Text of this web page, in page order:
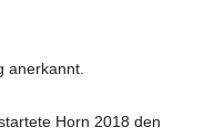
anerkannt.
Horn 2018 den